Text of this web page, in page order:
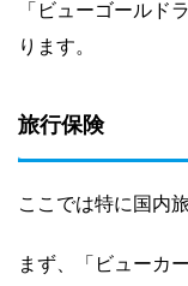
「ビューゴールド
ります。
旅行保険
ここでは特に国内
まず、「ビューカ